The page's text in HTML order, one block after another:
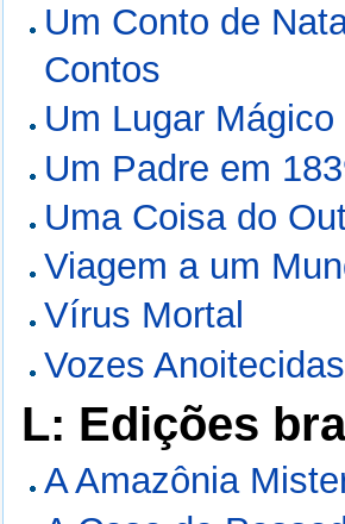
Um Conto de
Contos
Um Lugar Mágico
Um Padre em
Uma Coisa do
Viagem a um
Vírus Mortal
Vozes Anoitecidas
L: Edições
A Amazônia